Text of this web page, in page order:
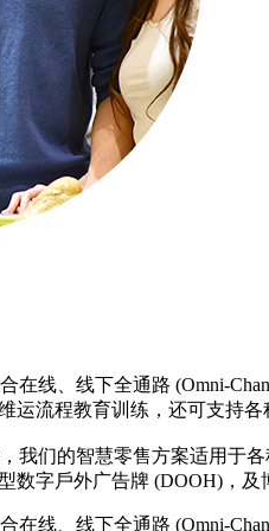
线、线下全通路 (Omni-
运流程教育训练，还可支
我们的智慧零售方案适用于各
数字戶外广告牌 (DOOH)
线、线下全通路 (Omni-